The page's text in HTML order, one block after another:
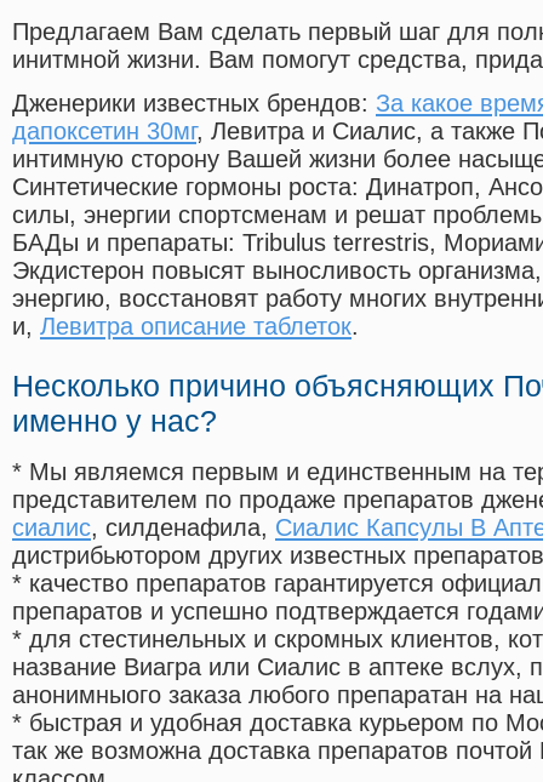
Предлагаем Вам сделать первый шаг для
инитмной жизни. Вам помогут средства,
Дженерики известных брендов: За какое
дапоксетин 30мг, Левитра и Сиалис, а также
интимную сторону Вашей жизни более
Синтетические гормоны роста: Динатроп,
силы, энергии спортсменам и решат
БАДы и препараты: Tribulus terrestris,
Экдистерон повысят выносливость
энергию, восстановят работу многих
и, Левитра описание таблеток.
Несколько причино объясняющих
именно у нас?
* Мы являемся первым и единственным на
представителем по продаже препаратов
сиалис, силденафила, Сиалис Капсулы В
дистрибьютором других известных препаратов
* качество препаратов гарантируется
препаратов и успешно подтверждается
* для стестинельных и скромных клиентов,
название Виагра или Сиалис в аптеке вслух,
анонимныого заказа любого препаратан на
* быстрая и удобная доставка курьером по
так же возможна доставка препаратов